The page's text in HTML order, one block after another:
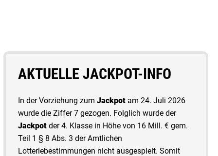
AKTUELLE JACKPOT-INFO
In der Vorziehung zum Jackpotam 24. Juli 2026
wurde die Ziffer 7 gezogen. Folglich wurde der
Jackpotder 4. Klasse in Höhe von 16 Mill. € gem.
Teil 1 § 8 Abs. 3 der Amtlichen
Lotteriebestimmungen nicht ausgespielt. Somit